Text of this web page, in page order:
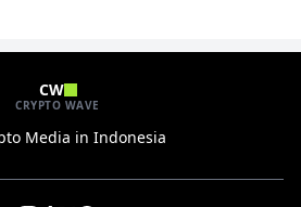
CW
CRYPTO WAVE
Media in Indonesia